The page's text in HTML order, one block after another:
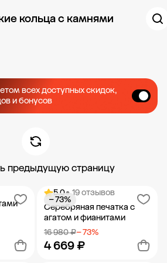
кольца с камнями
всех доступных скидок,
и бонусов
предыдущую страницу
5.0• 19 отзывов
Серебряная печатка с
агатом и фианитами
16 980 ₽− 73%
4 669 ₽
− 73%